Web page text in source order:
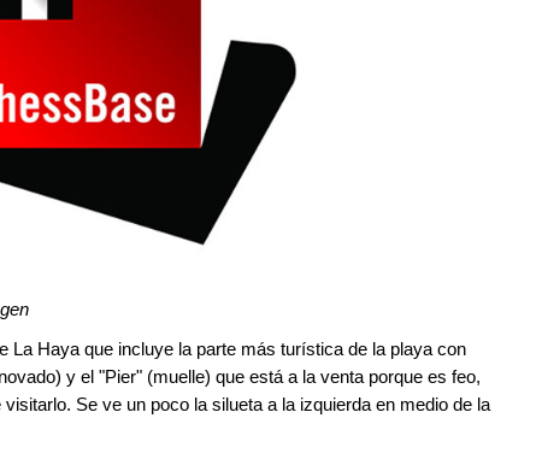
La Haya que incluye la parte más turística de la playa con
y el "Pier" (muelle) que está a la venta porque es feo,
Se ve un poco la silueta a la izquierda en medio de la